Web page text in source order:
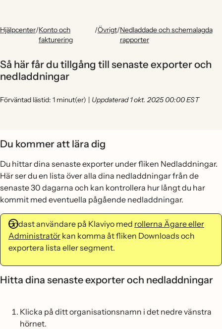
Hjälpcenter/Konto och
fakturering
/Övrigt/Nedladdade och schemalagda
rapporter
Så här får du tillgång till senaste exporter och
nedladdningar
Förväntad lästid: 1 minut(er) | Uppdaterad 1 okt. 2025 00:00 EST
Du kommer att lära dig
Du hittar dina senaste exporter under fliken Nedladdningar.
Här ser du en lista över alla dina nedladdningar från de
senaste 30 dagarna och kan kontrollera hur långt du har
kommit med eventuella pågående nedladdningar.
Endast användare på Klaviyo med rollerna Ägare eller
Administratör kan komma åt fliken Downloads och
exportera lista eller segment.
Hitta dina senaste exporter och nedladdningar
Klicka på ditt organisationsnamn i det nedre vänstra
hörnet.